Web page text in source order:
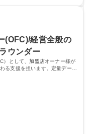
と繋げていきます。 募
）/経営全般のカウン
あります。 ・ＯＦＣ職限
有り ・育児や介護等に
間で働く制度 学歴・
語学力： 資格：第一種運
(OFC)/経営全般の
ウンダー
）として、加盟店オーナー様が
る支援を担います。定量データ